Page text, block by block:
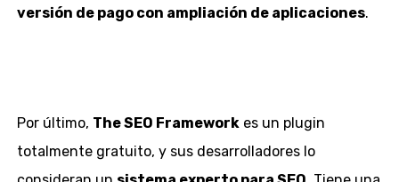
versión de pago con ampliación de aplicaciones.
Por último, The SEO Frameworkes un plugin
totalmente gratuito, y sus desarrolladores lo